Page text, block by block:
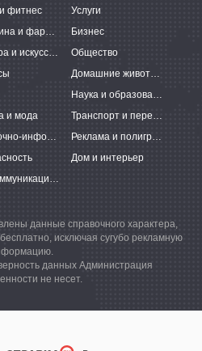
фитнес
Услуги
Медицина и фармацевтика
Бизнес
Культура и искусство
Общество
Домашние животные
Наука и образование
и мода
Транспорт и перевозки
Справочно-информационные системы
Реклама и полиграфия
Дом и интерьер
Телекоммуникации и связь
данные справочного характера,
исключая сугубо рекламную
данных Администрация
не несет.